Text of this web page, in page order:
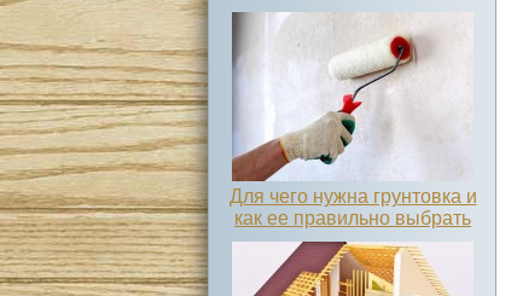
Для чего нужна грунтовка и
как ее правильно выбрать